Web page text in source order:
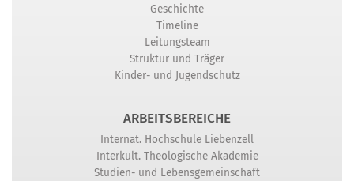
Geschichte
Timeline
Leitungsteam
Struktur und Träger
Kinder- und Jugendschutz
ARBEITSBEREICHE
Internat. Hochschule Liebenzell
Interkult. Theologische Akademie
Studien- und Lebensgemeinschaft